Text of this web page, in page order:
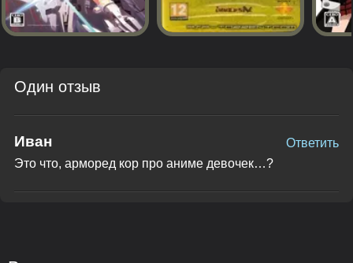
Один отзыв
Иван
Это что, арморед кор про аниме девочек…?
Ответить